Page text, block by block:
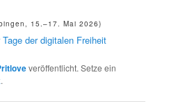
15.–17. Mai 2026)
der digitalen Freiheit
veröffentlicht. Setze ein
.